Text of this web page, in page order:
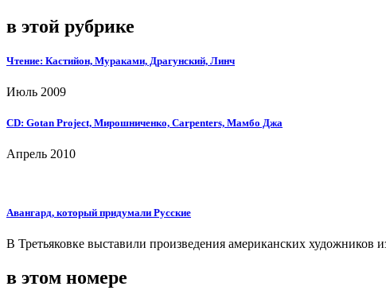
в этой рубрике
Чтение: Кастийон, Мураками, Драгунский, Линч
Июль 2009
CD: Gotan Project, Мирошниченко, Carpenters, Мамбо Джа
Апрель 2010
Авангард, который придумали Русские
В Третьяковке выставили произведения американских художников
в этом номере